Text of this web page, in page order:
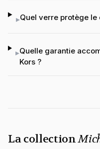
▸Quel verre protège le
▸Quelle garantie
Kors ?
La collection